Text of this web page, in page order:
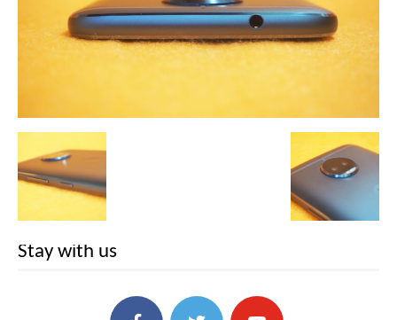
Stay with us